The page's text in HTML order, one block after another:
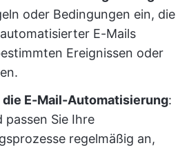
oder Bedingungen ein, die
E-Mails
Ereignissen oder
die E-Mail-Automatisierung:
passen Sie Ihre
regelmäßig an,